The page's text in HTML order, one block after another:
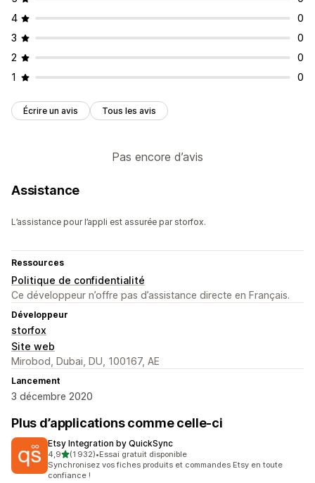
4
0
3
0
2
0
1
0
Écrire un avis Tous les avis
Pas encore d’avis
Assistance
L’assistance pour l’appli est assurée par storfox.
Ressources
Politique de confidentialité
Ce développeur n’offre pas d’assistance directe en Français.
Développeur
storfox
Site web
Mirobod, Dubai, DU, 100167, AE
Lancement
3 décembre 2020
Plus d’applications comme celle-ci
Etsy Integration by QuickSync
4,9étoile(s) sur 5
(1 932)
1932 avis au total
•Essai gratuit disponible
Synchronisez vos fiches produits et commandes Etsy en toute
confiance !